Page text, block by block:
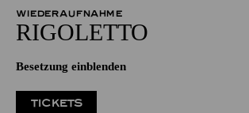
WIEDERAUFNAHME
RIGO­LETTO
Besetzung einblenden
TICKETS